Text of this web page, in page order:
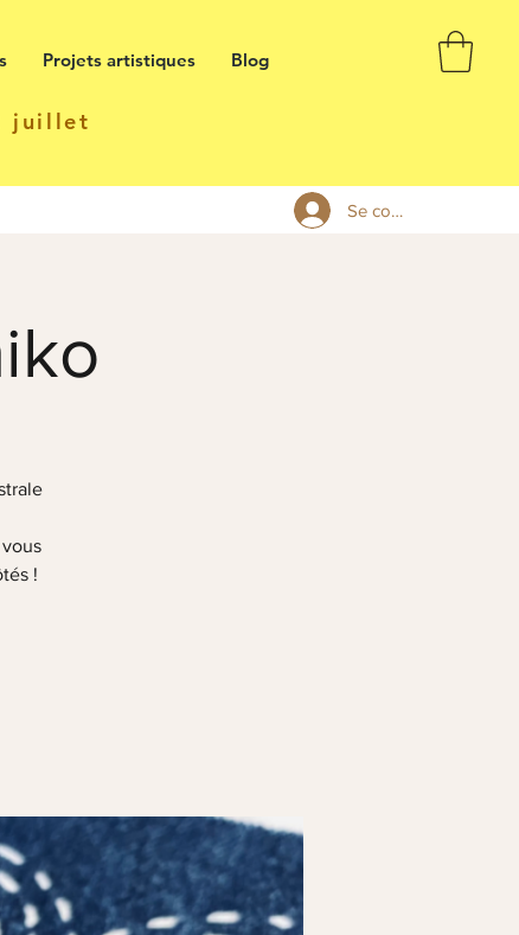
Projets artistiques Blog
juillet
Se connecter
!